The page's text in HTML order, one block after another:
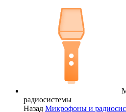
радиосистемы
Назад Микрофоны и